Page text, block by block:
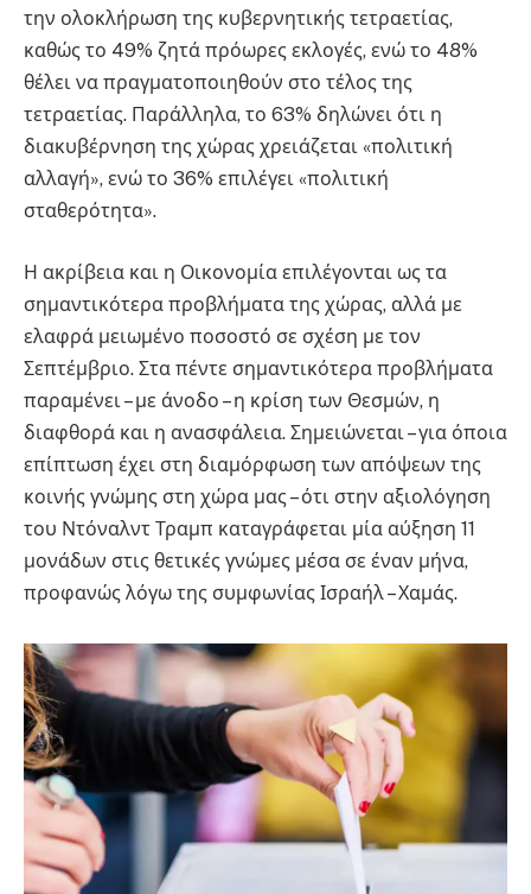
την ολοκλήρωση της κυβερνητικής τετραετίας,
καθώς το 49% ζητά πρόωρες εκλογές, ενώ το 48%
θέλει να πραγματοποιηθούν στο τέλος της
τετραετίας. Παράλληλα, το 63% δηλώνει ότι η
διακυβέρνηση της χώρας χρειάζεται «πολιτική
αλλαγή», ενώ το 36% επιλέγει «πολιτική
σταθερότητα».
Η ακρίβεια και η Οικονομία επιλέγονται ως τα
σημαντικότερα προβλήματα της χώρας, αλλά με
ελαφρά μειωμένο ποσοστό σε σχέση με τον
Σεπτέμβριο. Στα πέντε σημαντικότερα προβλήματα
παραμένει – με άνοδο – η κρίση των Θεσμών, η
διαφθορά και η ανασφάλεια. Σημειώνεται – για όποια
επίπτωση έχει στη διαμόρφωση των απόψεων της
κοινής γνώμης στη χώρα μας – ότι στην αξιολόγηση
του Ντόναλντ Τραμπ καταγράφεται μία αύξηση 11
μονάδων στις θετικές γνώμες μέσα σε έναν μήνα,
προφανώς λόγω της συμφωνίας Ισραήλ – Χαμάς.